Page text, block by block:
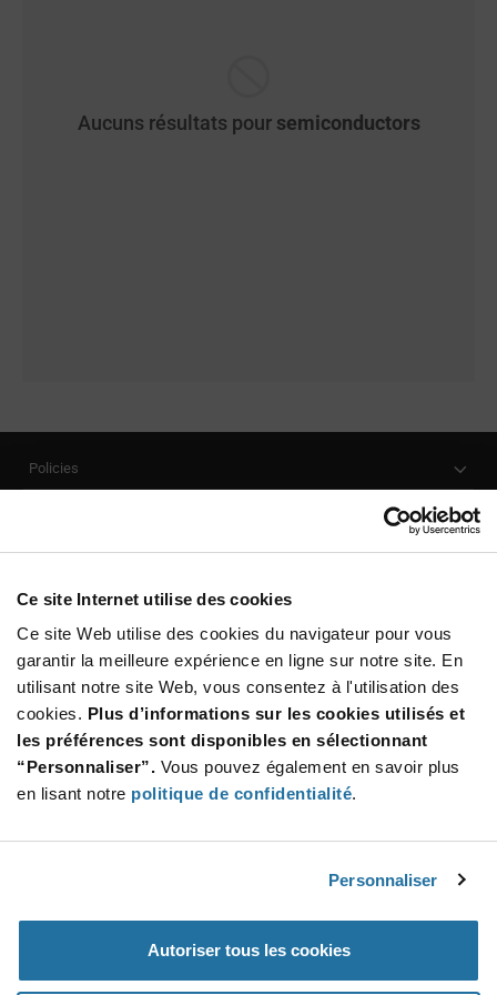
Ce site Internet utilise des cookies
Ce site Web utilise des cookies du navigateur pour vous
garantir la meilleure expérience en ligne sur notre site. En
utilisant notre site Web, vous consentez à l'utilisation des
cookies. Plus d’informations sur les cookies utilisés et
les préférences sont disponibles en sélectionnant
“Personnaliser”. Vous pouvez également en savoir plus
en lisant notre politique de confidentialité.
Personnaliser
Autoriser tous les cookies
Aucuns résultats pour semiconductors
Policies
Customer Care
Stay Connected!
SUBSCRIBE TO OUR NEWSLETTER
Be at the Forefront of New Technology Innovations
subscribe
button
SUBSCRIBE
Terms & Conditions|Terms of Use|Accessibility